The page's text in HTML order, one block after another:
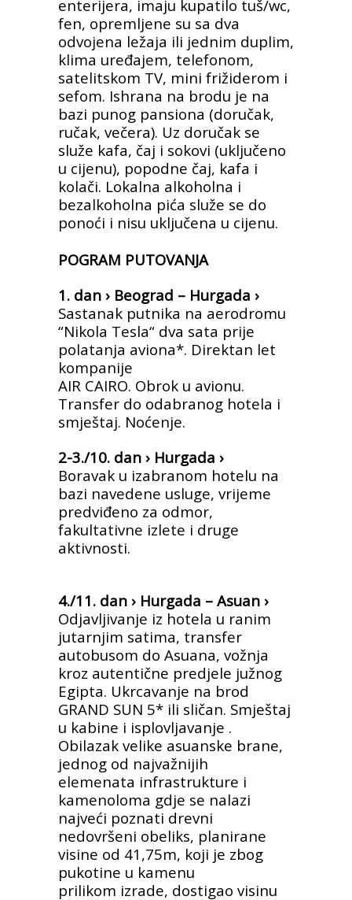
enterijera, imaju kupatilo tuš/wc,
fen, opremljene su sa dva
odvojena ležaja ili jednim duplim,
klima uređajem, telefonom,
satelitskom TV, mini frižiderom i
sefom. Ishrana na brodu je na
bazi punog pansiona (doručak,
ručak, večera). Uz doručak se
služe kafa, čaj i sokovi (uključeno
u cijenu), popodne čaj, kafa i
kolači. Lokalna alkoholna i
bezalkoholna pića služe se do
ponoći i nisu uključena u cijenu.
POGRAM PUTOVANJA
1. dan › Beograd – Hurgada ›
Sastanak putnika na aerodromu
“Nikola Tesla“ dva sata prije
polatanja aviona*. Direktan let
kompanije
AIR CAIRO. Obrok u avionu.
Transfer do odabranog hotela i
smještaj. Noćenje.
2-3./10. dan › Hurgada ›
Boravak u izabranom hotelu na
bazi navedene usluge, vrijeme
predviđeno za odmor,
fakultativne izlete i druge
aktivnosti.
4./11. dan › Hurgada – Asuan ›
Odjavljivanje iz hotela u ranim
jutarnjim satima, transfer
autobusom do Asuana, vožnja
kroz autentične predjele južnog
Egipta. Ukrcavanje na brod
GRAND SUN 5* ili sličan. Smještaj
u kabine i isplovljavanje .
Obilazak velike asuanske brane,
jednog od najvažnijih
elemenata infrastrukture i
kamenoloma gdje se nalazi
najveći poznati drevni
nedovršeni obeliks, planirane
visine od 41,75m, koji je zbog
pukotine u kamenu
prilikom izrade, dostigao visinu